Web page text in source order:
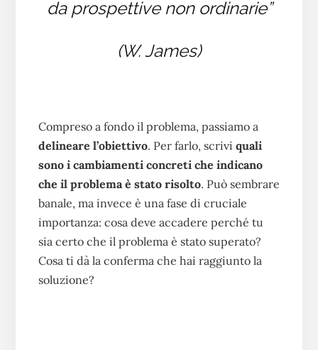
da prospettive non ordinarie”
(W. James)
Compreso a fondo il problema, passiamo a
delineare l’obiettivo. Per farlo, scrivi quali
sono i cambiamenti concreti che indicano
che il problema è stato risolto. Può sembrare
banale, ma invece è una fase di cruciale
importanza: cosa deve accadere perché tu
sia certo che il problema è stato superato?
Cosa ti dà la conferma che hai raggiunto la
soluzione?